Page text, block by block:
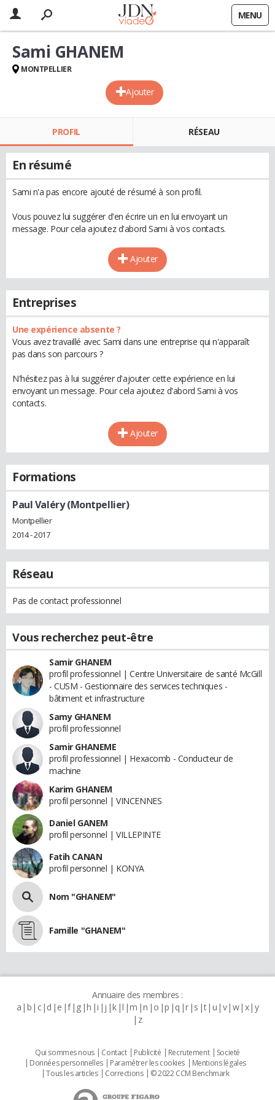
MENU
Ajouter
Sami GHANEM
MONTPELLIER
PROFIL RÉSEAU
En résumé
Sami n'a pas encore ajouté de résumé à son profil.
Vous pouvez lui suggérer d'en écrire un en lui envoyant un
message. Pour cela ajoutez d'abord Sami à vos contacts.
Ajouter
Entreprises
Une expérience absente ?
Vous avez travaillé avec Sami dans une entreprise qui n'apparaît
pas dans son parcours ?
N'hésitez pas à lui suggérer d'ajouter cette expérience en lui
envoyant un message. Pour cela ajoutez d'abord Sami à vos
contacts.
Ajouter
Formations
Paul Valéry (Montpellier)
Montpellier
2014 - 2017
Réseau
Pas de contact professionnel
Vous recherchez peut-être
Samir GHANEM
profil professionnel | Centre Universitaire de santé McGill
- CUSM - Gestionnaire des services techniques -
bâtiment et infrastructure
Samy GHANEM
profil professionnel
Samir GHANEME
profil professionnel | Hexacomb - Conducteur de
machine
Karim GHANEM
profil personnel | VINCENNES
Daniel GANEM
profil personnel | VILLEPINTE
Fatih CANAN
profil personnel | KONYA
Nom "GHANEM"
Famille "GHANEM"
Annuaire des membres :
a b c d e f g h i j k l m n o p q r s t u v w x y
z
Qui sommes nous Contact Publicité Recrutement
Societé
Données personnelles
Paramétrer les cookies
Mentions légales
Tous les articles
Corrections © 2022 CCM Benchmark